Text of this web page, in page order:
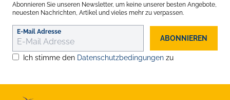
Abonnieren Sie unseren Newsletter, um keine unserer besten Angebote,
neuesten Nachrichten, Artikel und vieles mehr zu verpassen.
E-Mail Adresse
ABONNIEREN
Ich stimme den Datenschutzbedingungen zu